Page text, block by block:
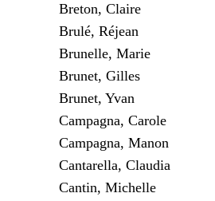
Breton, Claire
Brulé, Réjean
Brunelle, Marie
Brunet, Gilles
Brunet, Yvan
Campagna, Carole
Campagna, Manon
Cantarella, Claudia
Cantin, Michelle